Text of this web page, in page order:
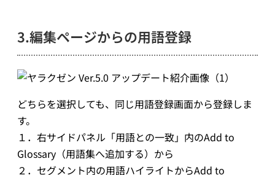
3.編集ページからの用語登録
どちらを選択しても、同じ用語登録画面から登録しま
す。
１．右サイドパネル「用語との一致」内のAdd to
Glossary（用語集へ追加する）から
２．セグメント内の用語ハイライトからAdd to